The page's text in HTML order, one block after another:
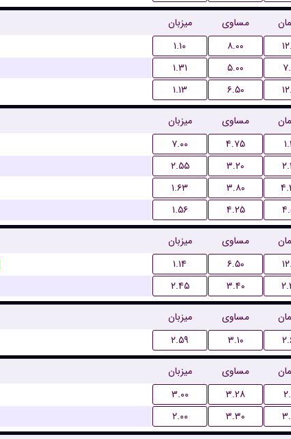
میزبان مساوی
۱.۱۰ ۸.۰۰
۱.۳۱ ۵.۰۰
۱.۱۳ ۶.۵۰
میزبان مساوی
۷.۰۰ ۴.۷۵
۲.۵۵ ۳.۲۰
۱.۶۳ ۳.۸۰
۱.۵۶ ۴.۲۵
میزبان مساوی
۱.۱۴ ۶.۵۰
۲.۴۵ ۳.۴۰
میزبان مساوی
۲.۵۹ ۳.۱۰
میزبان مساوی
۳.۰۰ ۳.۲۸
۲.۰۰ ۳.۳۰